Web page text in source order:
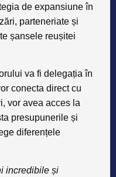
de expansiune în
parteneriate și
șansele reușitei
va fi delegația în
conecta direct cu
vor avea acces la
presupunerile și
diferențele
incredibile și